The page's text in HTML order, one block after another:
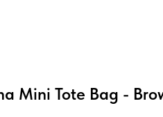
Mini Tote Bag -